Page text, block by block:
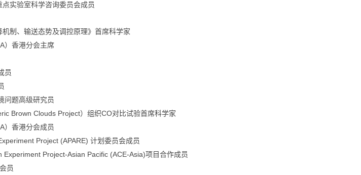
实验室科学咨询委员会成员
制、输送态势及调控原理》首席科学家
）香港分会主席
员
问题高级研究员
Brown Clouds Project）组织CO对比试验首席科学家
）香港分会成员
Project (APARE) 计划委员会成员
Project-Asian Pacific (ACE-Asia)项目合作成员
会员